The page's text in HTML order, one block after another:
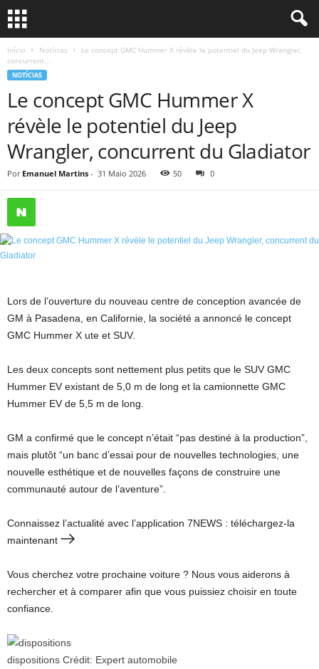
Início Notícias
Le concept GMC Hummer X révèle le potentiel du Jeep Wrangler,
concurrent...
NOTÍCIAS
Le concept GMC Hummer X
révèle le potentiel du Jeep
Wrangler, concurrent du Gladiator
Por Emanuel Martins - 31 Maio 2026 50 0
Lors de l’ouverture du nouveau centre de conception avancée de
GM à Pasadena, en Californie, la société a annoncé le concept
GMC Hummer X ute et SUV.
Les deux concepts sont nettement plus petits que le SUV GMC
Hummer EV existant de 5,0 m de long et la camionnette GMC
Hummer EV de 5,5 m de long.
GM a confirmé que le concept n’était “pas destiné à la production”,
mais plutôt “un banc d’essai pour de nouvelles technologies, une
nouvelle esthétique et de nouvelles façons de construire une
communauté autour de l’aventure”.
Connaissez l’actualité avec l’application 7NEWS : téléchargez-la
maintenant
Vous cherchez votre prochaine voiture ? Nous vous aiderons à
rechercher et à comparer afin que vous puissiez choisir en toute
confiance.
dispositions Crédit: Expert automobile